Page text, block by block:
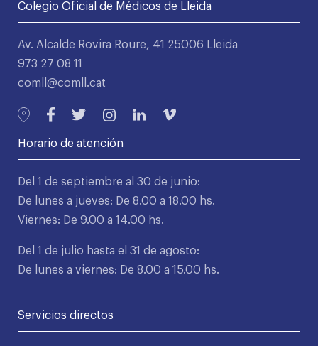
Colegio Oficial de Médicos de Lleida
Av. Alcalde Rovira Roure, 41 25006 Lleida
973 27 08 11
comll@comll.cat
Horario de atención
Del 1 de septiembre al 30 de junio:
De lunes a jueves: De 8.00 a 18.00 hs.
Viernes: De 9.00 a 14.00 hs.
Del 1 de julio hasta el 31 de agosto:
De lunes a viernes: De 8.00 a 15.00 hs.
Servicios directos